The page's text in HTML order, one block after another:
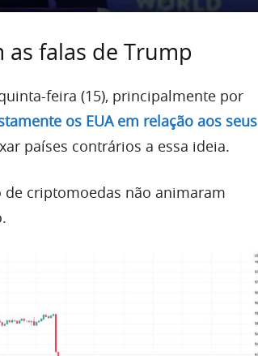
falas de Trump
feira (15), principalmente por
os EUA em relação aos seus
países contrários a essa ideia.
criptomoedas não animaram